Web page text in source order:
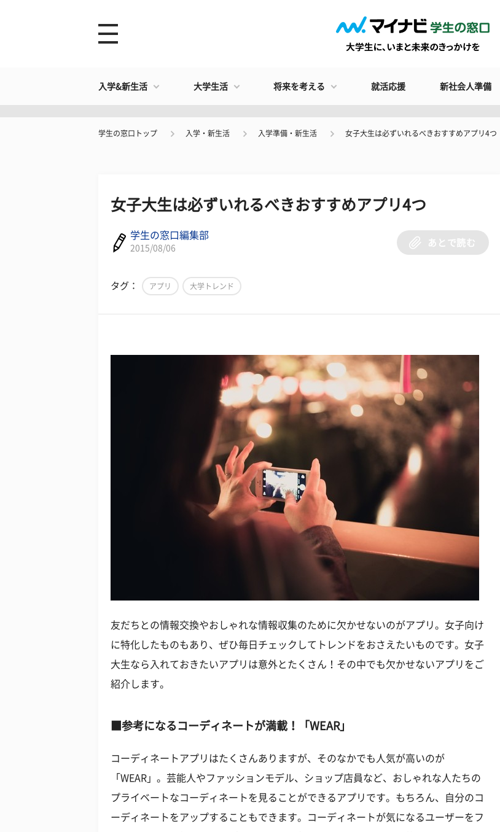
入学&新生活 大学生活 将来を考える 就活応援 新社会人準備
学生の窓口トップ 入学・新生活 入学準備・新生活 女子大生は必ずいれるべきおすすめアプリ4つ
女子大生は必ずいれるべきおすすめアプリ4つ
学生の窓口編集部
2015/08/06
あとで読む
タグ： アプリ 大学トレンド
友だちとの情報交換やおしゃれな情報収集のために欠かせないのがアプリ。女子向け
に特化したものもあり、ぜひ毎日チェックしてトレンドをおさえたいものです。女子
大生なら入れておきたいアプリは意外とたくさん！その中でも欠かせないアプリをご
紹介します。
■参考になるコーディネートが満載！「WEAR」
コーディネートアプリはたくさんありますが、そのなかでも人気が高いのが
「WEAR」。芸能人やファッションモデル、ショップ店員など、おしゃれな人たちの
プライベートなコーディネートを見ることができるアプリです。もちろん、自分のコ
ーディネートをアップすることもできます。コーディネートが気になるユーザーをフ